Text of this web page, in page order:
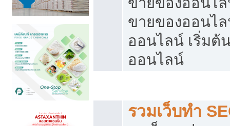
ขายของออนไ
ออนไลน์ เริ่มต้
ออนไลน์
รวมเว็บทำ